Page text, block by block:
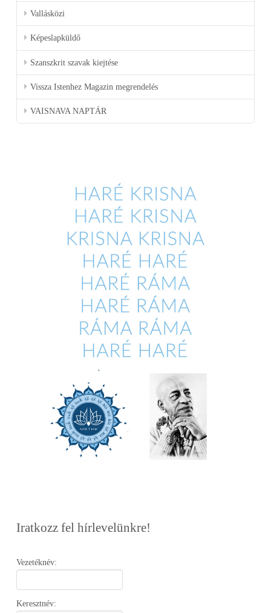
Vallásközi
Képeslapküldő
Szanszkrit szavak kiejtése
Vissza Istenhez Magazin megrendelés
VAISNAVA NAPTÁR
Iratkozz fel hírlevelünkre!
Vezetéknév:
Keresztnév: